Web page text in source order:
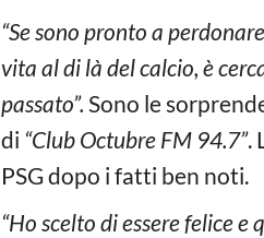
“Se sono pronto a perdonare
vita al di là del calcio, è
passato”. Sono le
di “Club Octubre FM 94.7”.
PSG dopo i fatti ben noti.
“Ho scelto di essere felice